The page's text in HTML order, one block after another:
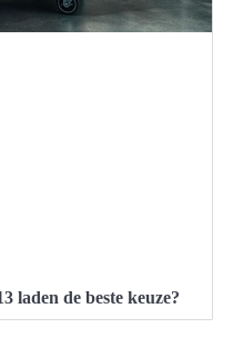
laden de beste keuze?